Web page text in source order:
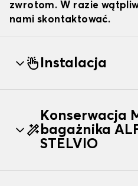
zwrotom. W razie
nami skontaktować.
Instalacja
Konserwacja
bagażnika
STELVIO